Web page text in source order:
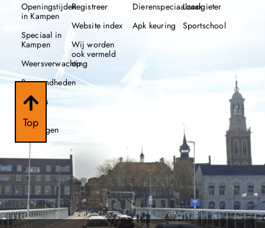
Top
Openingstijden
in Kampen
Speciaal in
Kampen
Weersverwachting
Beroemdheden
Nieuws
112
meldingen
Registreer
Website index
Wij worden
ook vermeld
op
Dierenspeciaalzaak
Apk keuring
Loodgieter
Sportschool